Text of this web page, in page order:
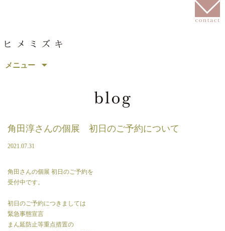
メニュー
ン
動
角田淳さんの個展 初日のご予約について
2021.07.31
角田さんの個展 初日のご予約を
受付中です。
初日のご予約につきましては
緊急事態宣言
まん延防止等重点措置の